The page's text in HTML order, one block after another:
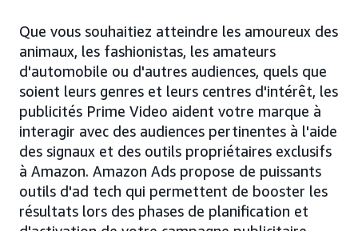
Que vous souhaitiez atteindre les amoureux des
animaux, les fashionistas, les amateurs
d'automobile ou d'autres audiences, quels que
soient leurs genres et leurs centres d'intérêt, les
publicités Prime Video aident votre marque à
interagir avec des audiences pertinentes à l'aide
des signaux et des outils propriétaires exclusifs
à Amazon. Amazon Ads propose de puissants
outils d'ad tech qui permettent de booster les
résultats lors des phases de planification et